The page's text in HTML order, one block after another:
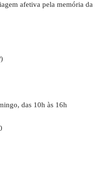
afetiva pela memória da
das 10h às 16h